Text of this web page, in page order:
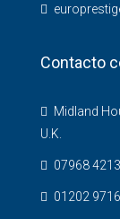
Contacto
Midland
U.K.
07968
01202